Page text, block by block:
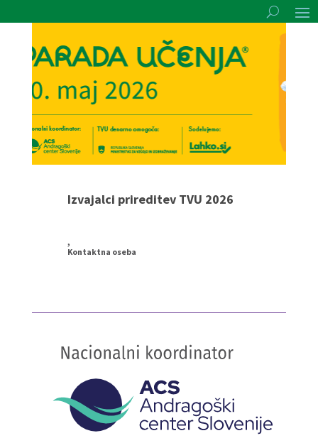
Izvajalci prireditev TVU 2026
,
Kontaktna oseba